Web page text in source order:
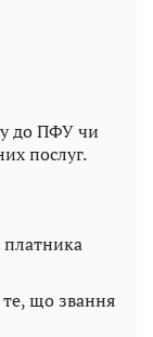
до ПФУ чи
послуг.
платника
що звання